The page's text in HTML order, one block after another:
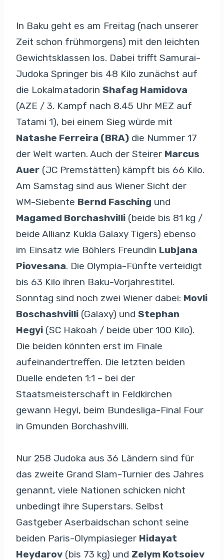
In Baku geht es am Freitag (nach unserer
Zeit schon frühmorgens) mit den leichten
Gewichtsklassen los. Dabei trifft Samurai-
Judoka Springer bis 48 Kilo zunächst auf
die Lokalmatadorin Shafag Hamidova
(AZE / 3. Kampf nach 8.45 Uhr MEZ auf
Tatami 1), bei einem Sieg würde mit
Natashe Ferreira (BRA) die Nummer 17
der Welt warten. Auch der Steirer Marcus
Auer (JC Premstätten) kämpft bis 66 Kilo.
Am Samstag sind aus Wiener Sicht der
WM-Siebente Bernd Fasching und
Magamed Borchashvilli (beide bis 81 kg /
beide Allianz Kukla Galaxy Tigers) ebenso
im Einsatz wie Böhlers Freundin Lubjana
Piovesana. Die Olympia-Fünfte verteidigt
bis 63 Kilo ihren Baku-Vorjahrestitel.
Sonntag sind noch zwei Wiener dabei: Movli
Boschashvilli (Galaxy) und Stephan
Hegyi (SC Hakoah / beide über 100 Kilo).
Die beiden könnten erst im Finale
aufeinandertreffen. Die letzten beiden
Duelle endeten 1:1 – bei der
Staatsmeisterschaft in Feldkirchen
gewann Hegyi, beim Bundesliga-Final Four
in Gmunden Borchashvilli.
Nur 258 Judoka aus 36 Ländern sind für
das zweite Grand Slam-Turnier des Jahres
genannt, viele Nationen schicken nicht
unbedingt ihre Superstars. Selbst
Gastgeber Aserbaidschan schont seine
beiden Paris-Olympiasieger Hidayat
Heydarov (bis 73 kg) und Zelym Kotsoiev